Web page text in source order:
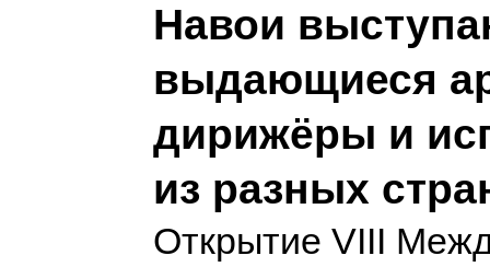
Навои
выдающиеся
дирижёры и
из разных
Открытие VIII